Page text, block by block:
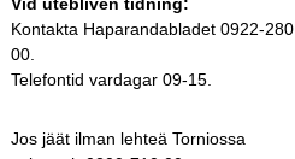
Kontakta Haparandabladet 0922-280
00.
Telefontid vardagar 09-15.
Jos jäät ilman lehteä Torniossa